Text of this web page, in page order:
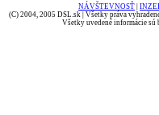
NÁVŠTEVNOSŤ
(C) 2004, 2005 DSL.sk | Všetky práva
Všetky uvedené informácie sú